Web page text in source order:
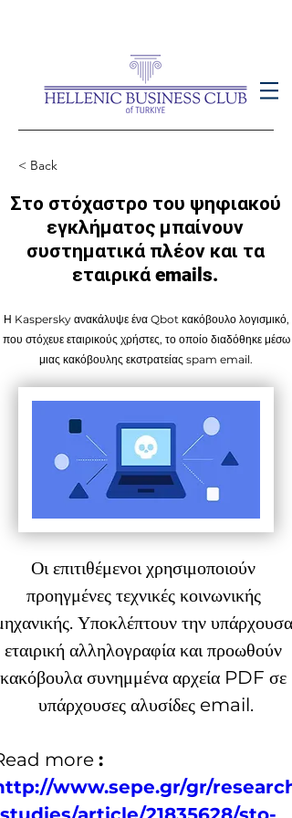
< Back
Στο στόχαστρο του ψηφιακού
εγκλήματος μπαίνουν
συστηματικά πλέον και τα
εταιρικά emails.
Η Kaspersky ανακάλυψε ένα Qbot κακόβουλο λογισμικό,
που στόχευε εταιρικούς χρήστες, το οποίο διαδόθηκε μέσω
μιας κακόβουλης εκστρατείας spam email.
Οι επιτιθέμενοι χρησιμοποιούν
προηγμένες τεχνικές κοινωνικής
Υποκλέπτουν την υπάρχουσα
εταιρική αλληλογραφία και προωθούν
κακόβουλα συνημμένα αρχεία PDF σε
υπάρχουσες αλυσίδες email.
more :
www.sepe.gr/gr/research